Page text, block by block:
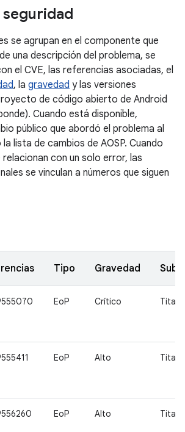
seguridad
se agrupan en el componente que
una descripción del problema, se
el CVE, las referencias asociadas, el
, la gravedad y las versiones
de código abierto de Android
Cuando está disponible,
público que abordó el problema al
lista de cambios de AOSP. Cuando
con un solo error, las
se vinculan a números que siguen
Tipo Gravedad
EoP Crítico Titan
EoP Alto Titan
EoP Alto Titan